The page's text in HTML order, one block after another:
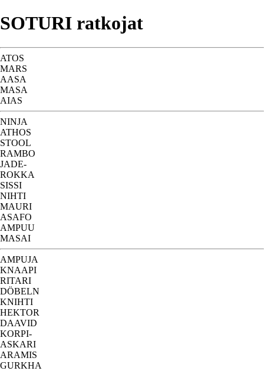
SOTURI ratkojat
ATOS
MARS
AASA
MASA
AIAS
NINJA
ATHOS
STOOL
RAMBO
JADE-
ROKKA
SISSI
NIHTI
MAURI
ASAFO
AMPUU
MASAI
AMPUJA
KNAAPI
RITARI
DÖBELN
KNIHTI
HEKTOR
DAAVID
KORPI-
ASKARI
ARAMIS
GURKHA